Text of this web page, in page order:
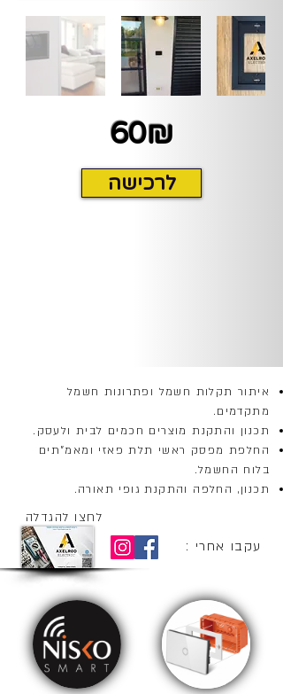
60₪
לרכישה
איתור תקלות חשמל ופתרונות חשמל
מתקדמים.
תכנון והתקנת מוצרים חכמים לבית ולעסק.
החלפת מפסק ראשי תלת פאזי ומאמ"תים
בלוח החשמל.
תכנון, החלפה והתקנת גופי תאורה.
לחצו להגדלה
עקבו אחרי :